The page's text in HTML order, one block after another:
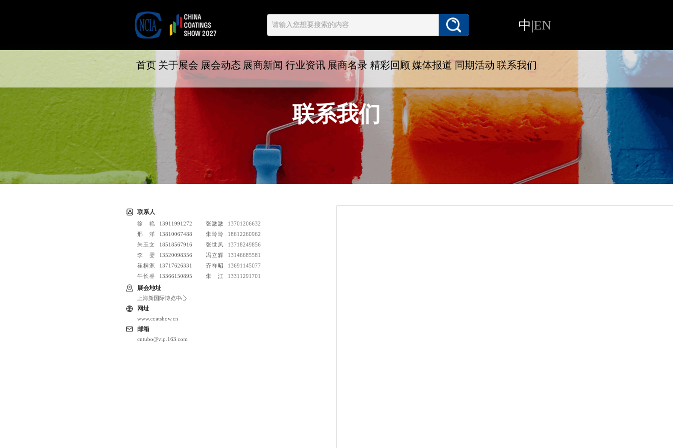
中|EN
首页 关于展会 展会动态 展商新闻 行业资讯 展商名录 精彩回顾 媒体报道 同期活动 联系我们
联系我们
联系人
徐艳 13911991272 张溦溦
13701206632
邢洋
13810067488 朱玲玲
18612260962
朱玉文
18518567916 张世凤
13718249856
李雯
13520098356 冯立辉
13146685581
崔桐源
13717626331 齐祥昭
13691145077
牛长睿
13366150895 朱江 13311291701
展会地址
上海新国际博览中心
网址
www.coatshow.cn
邮箱
cntubo@vip.163.com